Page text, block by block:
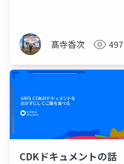
髙寺香次 497
CDKドキュメントの話